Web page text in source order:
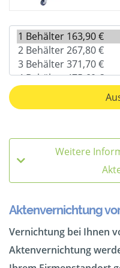
Weitere
Aktenvernichtung
Vernichtung bei Ihnen
Aktenvernichtung